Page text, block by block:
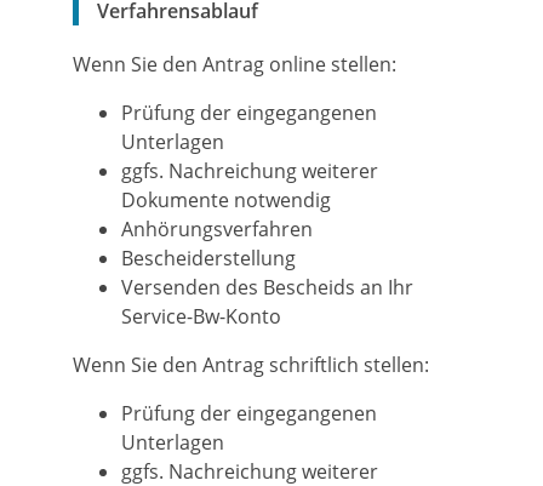
Verfahrensablauf
Wenn Sie den Antrag online stellen:
Prüfung der eingegangenen
Unterlagen
ggfs. Nachreichung weiterer
Dokumente notwendig
Anhörungsverfahren
Bescheiderstellung
Versenden des Bescheids an Ihr
Service-Bw-Konto
Wenn Sie den Antrag schriftlich stellen:
Prüfung der eingegangenen
Unterlagen
ggfs. Nachreichung weiterer